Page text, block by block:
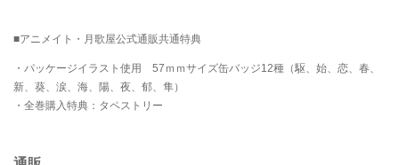
■アニメイト・月歌屋公式通販共通特典
・パッケージイラスト使用 57ｍｍサイズ缶バッジ12種（駆、始、恋、春、
新、葵、涙、海、陽、夜、郁、隼）
・全巻購入特典：タペストリー